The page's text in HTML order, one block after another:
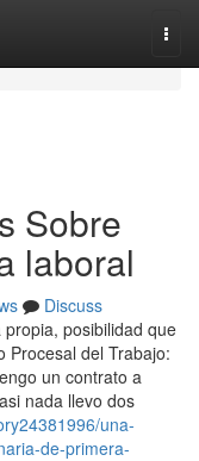
Sobre
laboral
Discuss
posibilidad que
Procesal del Trabajo:
un contrato a
nada llevo dos
una-
de-primera-